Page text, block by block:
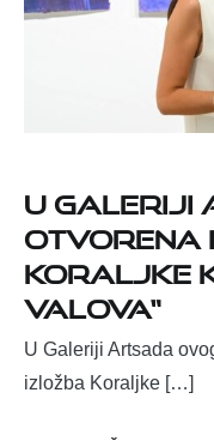
U Galeriji
otvorena
Koraljke
valova“
U Galeriji Artsada
izložba Koraljke […]